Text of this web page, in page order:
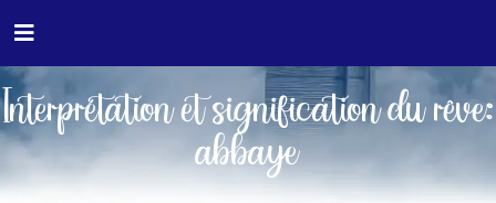
Interprétation et signification du rêve:
abbaye